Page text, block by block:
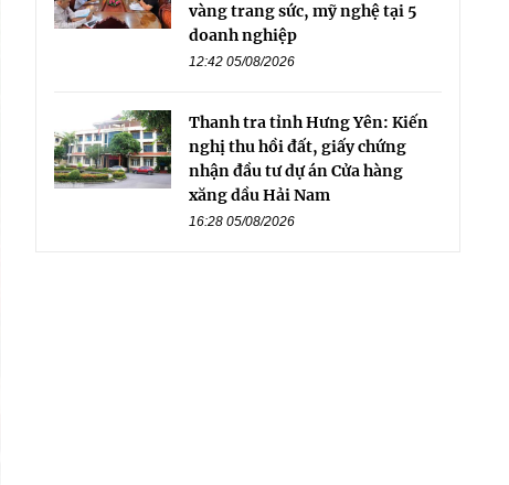
vàng trang sức, mỹ nghệ tại 5
doanh nghiệp
12:42 05/08/2026
Thanh tra tỉnh Hưng Yên: Kiến
nghị thu hồi đất, giấy chứng
nhận đầu tư dự án Cửa hàng
xăng dầu Hải Nam
16:28 05/08/2026